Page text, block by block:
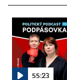
55:23